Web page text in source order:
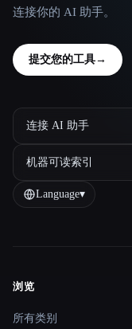
连接你的 AI 助手。
提交您的工具→
连接 AI 助手
机器可读索引
Language▾
Site navigation
浏览
所有类别